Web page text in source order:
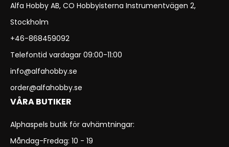
Alfa Hobby AB, CO Hobbyisterna Instrumentvägen 2,
Stockholm
+46-868459092
Telefontid vardagar 09:00-11:00
info@alfahobby.se
order@alfahobby.se
VÅRA BUTIKER
Alphaspels butik för avhämtningar:
Måndag-Fredag: 10 - 19